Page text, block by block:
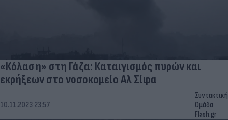
«Κόλαση» στη Γάζα: Καταιγισμός πυρών και
εκρήξεων στο νοσοκομείο Αλ Σίφα
10.11.2023 23:57
Συντακτική
Ομάδα
Flash.gr